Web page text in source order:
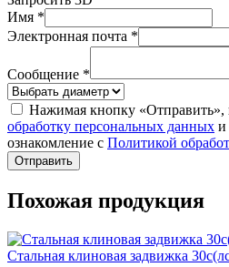
Имя *
Электронная почта *
Сообщение *
Нажимая кнопку «Отправить»,
обработку персональных данных и
ознакомление с Политикой
Отправить
Похожая продукция
Стальная клиновая задвижка